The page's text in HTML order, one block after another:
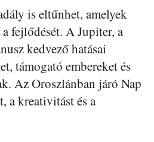
is eltűnhet, amelyek
fejlődését. A Jupiter, a
kedvező hatásai
támogató embereket és
Az Oroszlánban járó Nap
a kreativitást és a